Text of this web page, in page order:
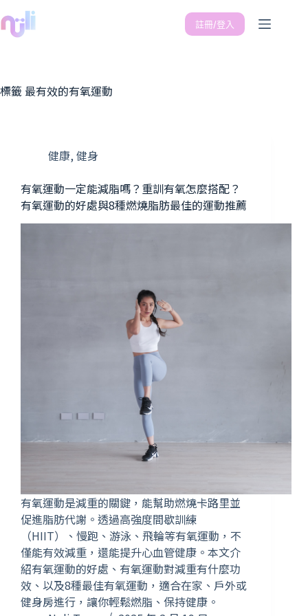
註冊/登入
標籤 最有效的有氧運動
健康, 健身
有氧運動一定能減脂嗎？重訓有氧怎麼搭配？
有氧運動的好處與8種燃燒脂肪最佳的運動推薦
有氧運動是減重的關鍵，能幫助燃燒卡路里並
促進脂肪代謝。透過高強度間歇訓練
（HIIT）、慢跑、游泳、飛輪等有氧運動，不
僅能有效減重，還能提升心血管健康。本文介
紹有氧運動的好處、有氧運動對減重有什麼功
效、以及8種最佳有氧運動，適合在家、戶外或
健身房進行，讓你輕鬆燃脂、保持健康。